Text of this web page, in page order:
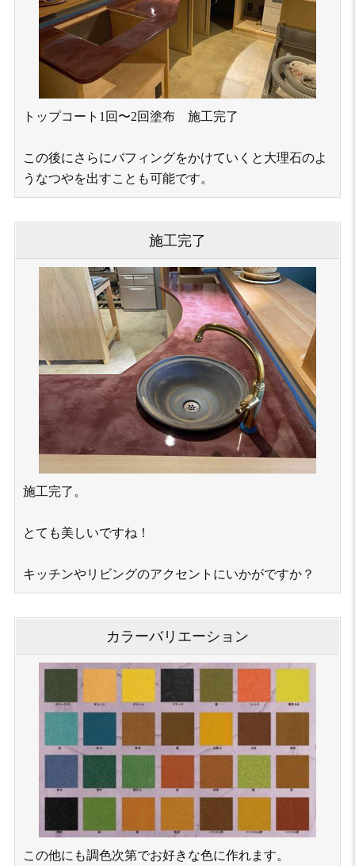
トップコート1回〜2回塗布 施⼯完了
この後にさらにバフィングをかけていくと大理石のよ
うなつやを出すことも可能です。
施⼯完了
施工完了。
とても美しいですね！
キッチンやリビングのアクセントにいかがですか？
カラーバリエーション
この他にも調色次第でお好きな色に作れます。